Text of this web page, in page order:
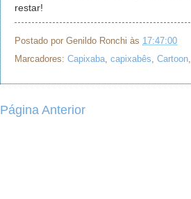
restar!
Postado por Genildo Ronchi às 17:47:00
Marcadores: Capixaba, capixabês, Cartoon,
Página Anterior